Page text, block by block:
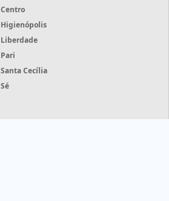
Centro
Higienópolis
Liberdade
Pari
Santa Cecília
Sé